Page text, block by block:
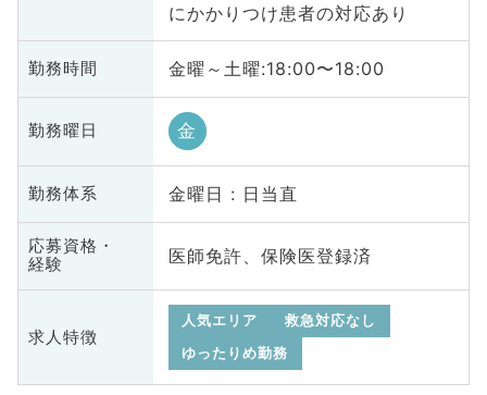
にかかりつけ患者の対応あり
勤務時間 金曜～土曜:18:00〜18:00
勤務曜日 金
勤務体系 金曜日 : 日当直
応募資格・
経験
医師免許、保険医登録済
求人特徴
人気エリア
救急対応なし
ゆったりめ勤務